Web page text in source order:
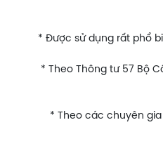
* Được sử dụng rất phổ
* Theo Thông tư 57 Bộ
* Theo các chuyên